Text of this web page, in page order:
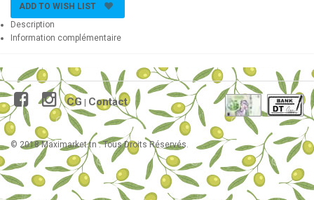
ADD TO WISH LIST
Description
Information complémentaire
CG Contact
© 2018 Maximarket.tn . Tous Droits Réservés.